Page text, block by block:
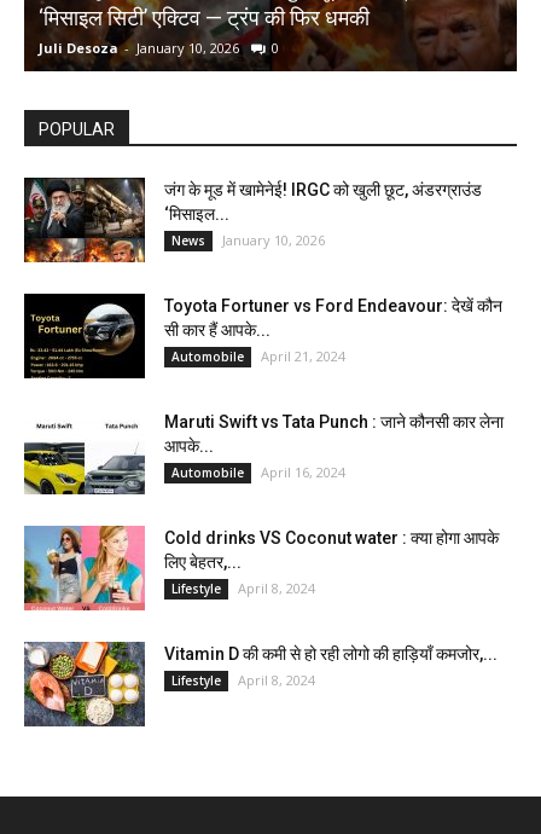
‘मिसाइल सिटी’ एक्टिव — ट्रंप की फिर धमकी
Juli Desoza - January 10, 2026 0
POPULAR
जंग के मूड में खामेनेई! IRGC को खुली छूट, अंडरग्राउंड
‘मिसाइल...
News January 10, 2026
Toyota Fortuner vs Ford Endeavour: देखें कौन
सी कार हैं आपके...
Automobile April 21, 2024
Maruti Swift vs Tata Punch : जाने कौनसी कार लेना
आपके...
Automobile April 16, 2024
Cold drinks VS Coconut water : क्या होगा आपके
लिए बेहतर,...
Lifestyle April 8, 2024
Vitamin D की कमी से हो रही लोगो की हाड़ियाँ कमजोर,...
Lifestyle April 8, 2024